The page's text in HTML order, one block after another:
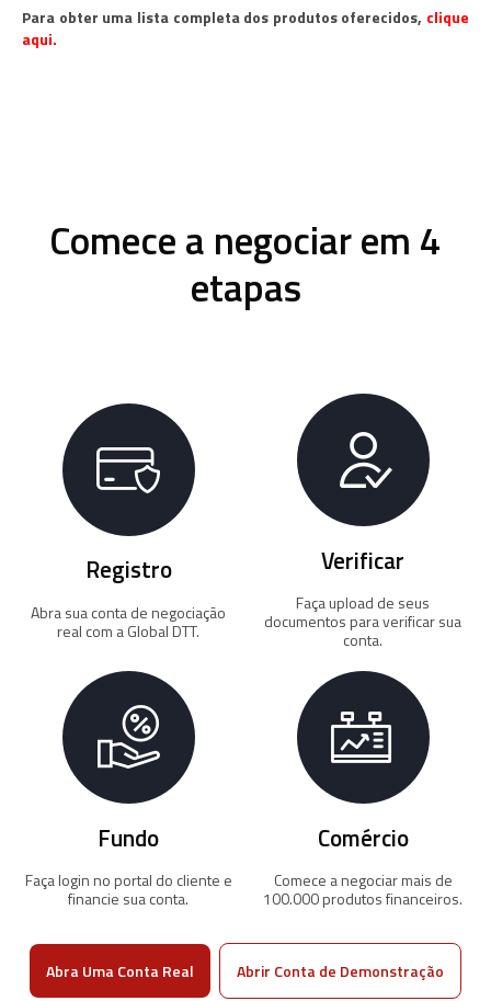
Para obter uma lista completa dos produtos oferecidos, clique
aqui.
Comece a negociar em 4
etapas
Registro
Abra sua conta de negociação
real com a Global DTT.
Verificar
Faça upload de seus
documentos para verificar sua
conta.
Fundo
Faça login no portal do cliente e
financie sua conta.
Comércio
Comece a negociar mais de
100.000 produtos financeiros.
Abra Uma Conta Real Abrir Conta de Demonstração